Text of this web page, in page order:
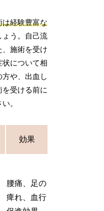
は経験豊富な
ょう。自己流
、施術を受け
状について相
や、出血し
受ける前に
。
効果
腰痛、足の
痺れ、血行